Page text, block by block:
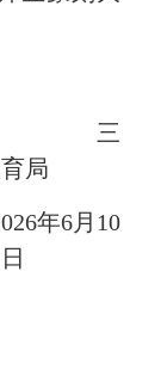
三
育局
6年6月 10
日